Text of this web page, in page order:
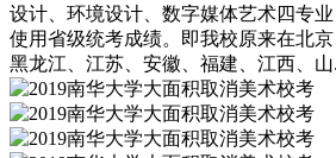
设计、环境设计、数字媒体艺术四专业
使用省级统考成绩。即我校原来在北京
黑龙江、江苏、安徽、福建、江西、山